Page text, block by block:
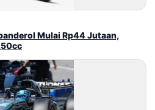
Mulai Rp44 Jutaan,